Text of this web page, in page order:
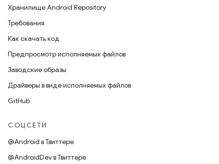
Хранилище Android Repository
Требования
Как скачать код
Предпросмотр исполняемых файлов
Заводские образы
Драйверы в виде исполняемых файлов
GitHub
СОЦСЕТИ
@Android в Твиттере
@AndroidDev в Твиттере